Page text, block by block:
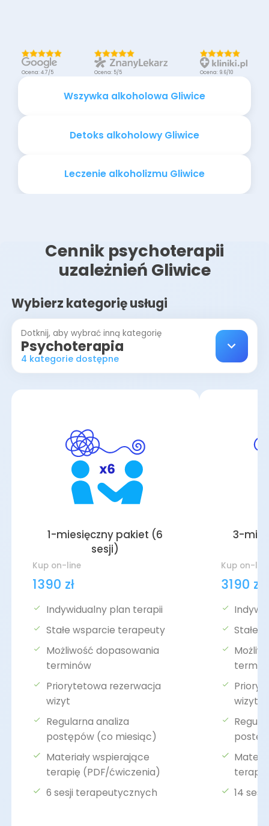
Wszywka alkoholowa Gliwice
Detoks alkoholowy Gliwice
Leczenie alkoholizmu Gliwice
Ocena: 4.7/5 Ocena: 5/5 Ocena: 9.6/10
Cennik psychoterapii
uzależnień Gliwice
Wybierz kategorię usługi
Dotknij, aby wybrać inną kategorię
Psychoterapia
4 kategorie dostępne
1-miesięczny pakiet (6
sesji)
Kup on-line
1390 zł
Indywidualny plan terapii
Stałe wsparcie terapeuty
Możliwość dopasowania
terminów
Priorytetowa rezerwacja
wizyt
Regularna analiza
postępów (co miesiąc)
Materiały wspierające
terapię (PDF/ćwiczenia)
6 sesji terapeutycznych
3-
Kup on-
3190 zł
Stałe
wizyt
14